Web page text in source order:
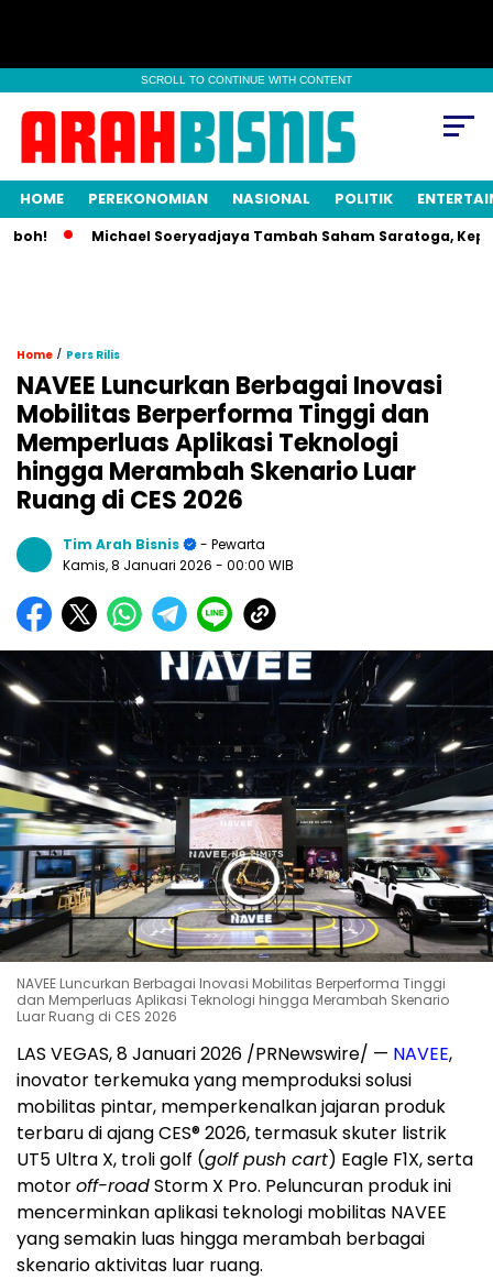
SCROLL TO CONTINUE WITH CONTENT
HOME PEREKONOMIAN NASIONAL POLITIK
Michael Soeryadjaya Tambah Saham Saratoga,
Home / Pers Rilis
NAVEE Luncurkan Berbagai Inovasi
Mobilitas Berperforma Tinggi dan
Memperluas Aplikasi Teknologi
hingga Merambah Skenario Luar
Ruang di CES 2026
Tim Arah Bisnis
- Pewarta
Kamis, 8 Januari 2026 - 00:00 WIB
NAVEE Luncurkan Berbagai Inovasi Mobilitas Berperforma Tinggi
dan Memperluas Aplikasi Teknologi hingga Merambah Skenario
Luar Ruang di CES 2026
LAS VEGAS, 8 Januari 2026 /PRNewswire/ — NAVEE,
inovator terkemuka yang memproduksi solusi
mobilitas pintar, memperkenalkan jajaran produk
terbaru di ajang CES® 2026, termasuk skuter listrik
UT5 Ultra X, troli golf (golf push cart) Eagle F1X, serta
motoroff-roadStorm X Pro. Peluncuran produk ini
mencerminkan aplikasi teknologi mobilitas NAVEE
yang semakin luas hingga merambah berbagai
skenario aktivitas luar ruang.